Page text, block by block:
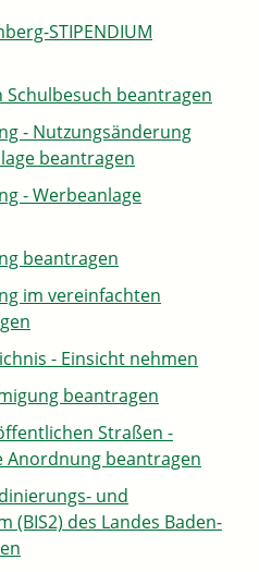
STIPENDIUM
Schulbesuch beantragen
- Nutzungsänderung
beantragen
- Werbeanlage
beantragen
im vereinfachten
- Einsicht nehmen
beantragen
Straßen -
Anordnung beantragen
und
(BIS2) des Landes Baden-